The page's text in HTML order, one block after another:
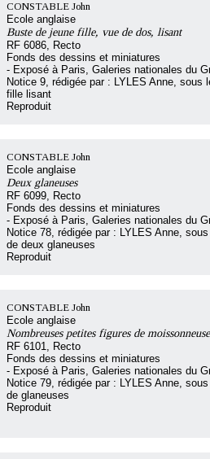
CONSTABLE John
Ecole anglaise
Buste de jeune fille, vue de dos, lisant
RF 6086, Recto
Fonds des dessins et miniatures
- Exposé à Paris, Galeries nationales du
Notice 9, rédigée par : LYLES Anne, sous
fille lisant
Reproduit
CONSTABLE John
Ecole anglaise
Deux glaneuses
RF 6099, Recto
Fonds des dessins et miniatures
- Exposé à Paris, Galeries nationales du
Notice 78, rédigée par : LYLES Anne,
de deux glaneuses
Reproduit
CONSTABLE John
Ecole anglaise
Nombreuses petites figures de
RF 6101, Recto
Fonds des dessins et miniatures
- Exposé à Paris, Galeries nationales du
Notice 79, rédigée par : LYLES Anne,
de glaneuses
Reproduit